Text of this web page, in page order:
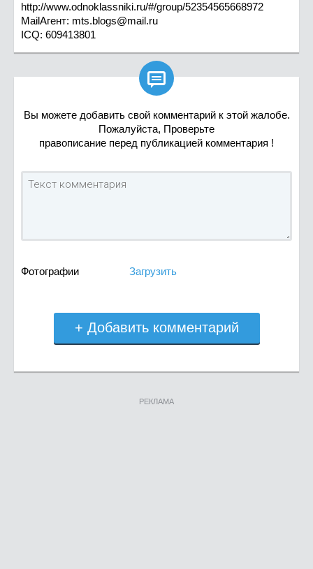
http://www.odnoklassniki.ru/#/group/52354565668972
MailАгент: mts.blogs@mail.ru
ICQ: 609413801

Вы можете добавить свой комментарий к этой жалобе.
Пожалуйста, Проверьте
правописание перед публикацией комментария !
Фотографии Загрузить
+ Добавить комментарий
РЕКЛАМА